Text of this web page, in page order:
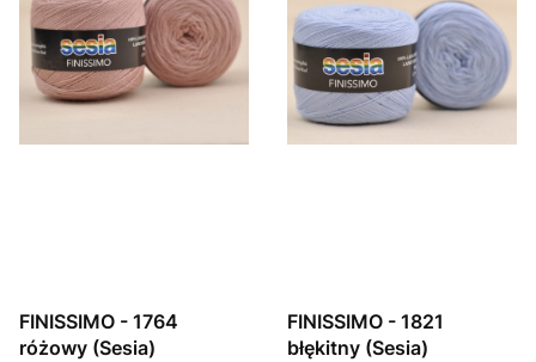
FINISSIMO - 1764
różowy (Sesia)
FINISSIMO - 1821
błękitny (Sesia)